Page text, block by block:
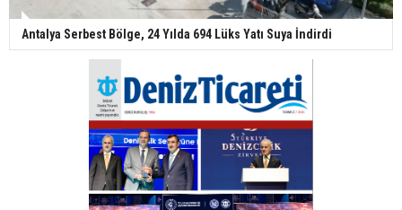
Antalya Serbest Bölge, 24 Yılda 694 Lüks Yatı Suya İndirdi